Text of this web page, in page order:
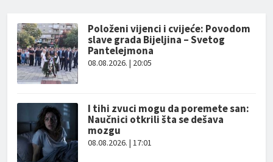
Položeni vijenci i cvijeće: Povodom
slave grada Bijeljina – Svetog
Pantelejmona
08.08.2026. | 20:05
I tihi zvuci mogu da poremete san:
Naučnici otkrili šta se dešava
mozgu
08.08.2026. | 17:01